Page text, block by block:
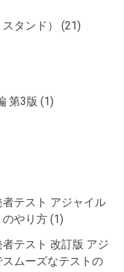
タンド）
(21)
第3版 (1)
テスト アジャイル
やり方 (1)
テスト 改訂版 アジ
ムーズなテストの